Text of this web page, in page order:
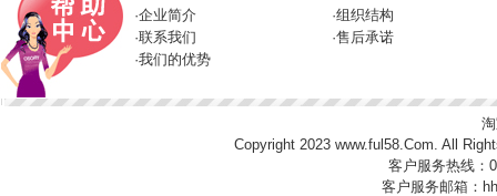
·企业简介
·联系我们
·我们的优势
·组织结构
·售后承诺
Copyright 2023 www.ful58.Com. All
客户服务热线：
客户服务邮箱：